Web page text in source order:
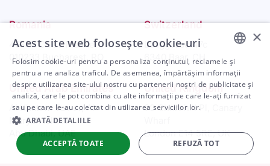
Romania
46-48 Calea Plevnei
010233 Bucharest, RO
Switzerland
Langgasse 47c
6340 Baar, CH
United Arab Emirates
Al Khatem Tower, Al
Maryah Island
Abu Dhabi, UAE
United Kingdom
30 Churchill Pl, Canary
London E14 5RE, UK
ENGLISH
ARABIC
PORTUGUESE
×
Acest site web folosește cookie-uri
Folosim cookie-uri pentru a personaliza conținutul, reclamele și
pentru a ne analiza traficul. De asemenea, împărtășim informații
despre utilizarea site-ului nostru cu partenerii noștri de publicitate și
analiză, care le pot combina cu alte informații pe care le-ați furnizat
sau pe care le-au colectat din utilizarea serviciilor lor.
ARATĂ DETALIILE
ACCEPTĂ TOATE REFUZĂ TOT